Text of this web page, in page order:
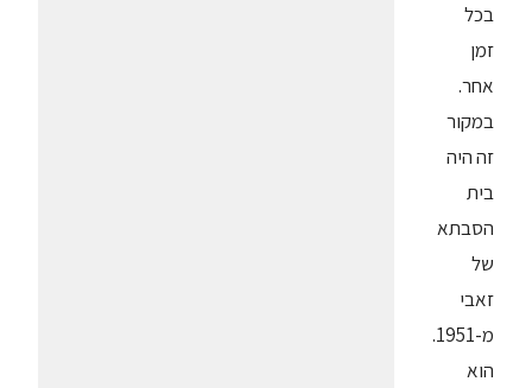
בכל
זמן
אחר.
במקור
זה היה
בית
הסבתא
של
זאבי
מ-1951.
הוא